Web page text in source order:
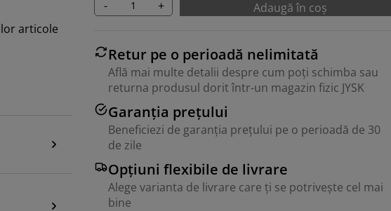
- + Adaugă în coș
Retur pe o perioadă nelimitată
Află mai multe detalii despre cum poți schimba sau
returna produsul dorit într-un magazin fizic JYSK
Garanția prețului
Beneficiezi de garanția prețului pe o perioadă de 30
de zile
Opțiuni flexibile de livrare
Alege varianta de livrare care ți se potrivește cel mai
bine
articole